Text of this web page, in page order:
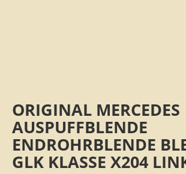
ORIGINAL MERCEDES
AUSPUFFBLENDE
ENDROHRBLENDE
GLK KLASSE X204